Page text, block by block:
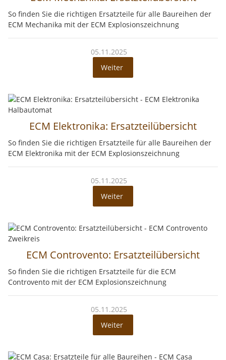
So finden Sie die richtigen Ersatzteile für alle Baureihen der
ECM Mechanika mit der ECM Explosionszeichnung
05.11.2025
Weiter
ECM Elektronika: Ersatzteilübersicht
So finden Sie die richtigen Ersatzteile für alle Baureihen der
ECM Elektronika mit der ECM Explosionszeichnung
05.11.2025
Weiter
ECM Controvento: Ersatzteilübersicht
So finden Sie die richtigen Ersatzteile für die ECM
Controvento mit der ECM Explosionszeichnung
05.11.2025
Weiter